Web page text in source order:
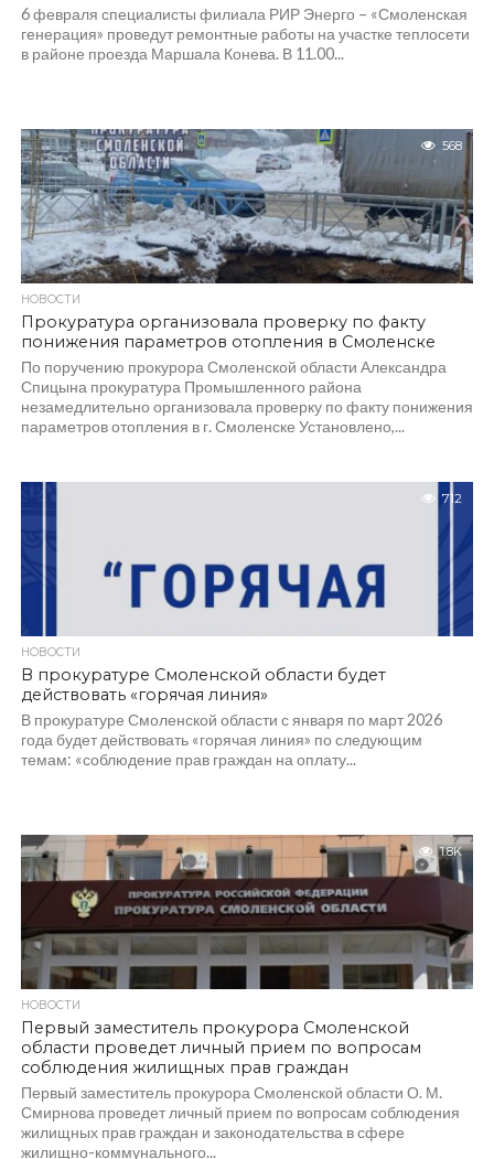
6 февраля специалисты филиала РИР Энерго – «Смоленская
генерация» проведут ремонтные работы на участке теплосети
в районе проезда Маршала Конева. В 11.00...
568
НОВОСТИ
Прокуратура организовала проверку по факту
понижения параметров отопления в Смоленске
По поручению прокурора Смоленской области Александра
Спицына прокуратура Промышленного района
незамедлительно организовала проверку по факту понижения
параметров отопления в г. Смоленске Установлено,...
712
НОВОСТИ
В прокуратуре Смоленской области будет
действовать «горячая линия»
В прокуратуре Смоленской области с января по март 2026
года будет действовать «горячая линия» по следующим
темам: «соблюдение прав граждан на оплату...
1.8K
НОВОСТИ
Первый заместитель прокурора Смоленской
области проведет личный прием по вопросам
соблюдения жилищных прав граждан
Первый заместитель прокурора Смоленской области О. М.
Смирнова проведет личный прием по вопросам соблюдения
жилищных прав граждан и законодательства в сфере
жилищно-коммунального...